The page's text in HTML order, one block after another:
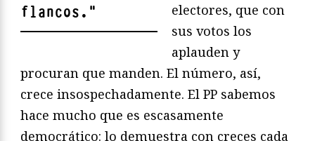
flancos. "
electores, que con
sus votos los
aplauden y
procuran que manden. El número, así,
crece insospechadamente. El PP sabemos
hace mucho que es escasamente
democrático: lo demuestra con creces cada